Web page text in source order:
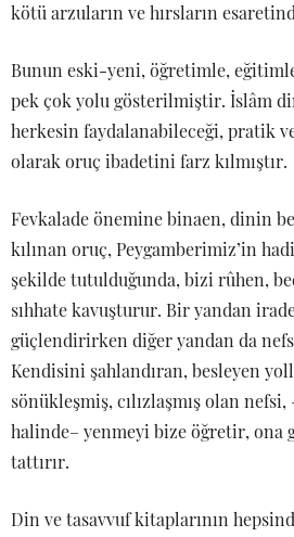
kötü arzuların ve hırsların
Bunun eski-yeni, öğretimle,
pek çok yolu gösterilmiştir. İslâm
herkesin faydalanabileceği, pratik
olarak oruç ibadetini farz kılmıştır.
Fevkalade önemine binaen, dinin
kılınan oruç, Peygamberimiz’in
şekilde tutulduğunda, bizi rûhen,
sıhhate kavuşturur. Bir yandan
güçlendirirken diğer yandan da
Kendisini şahlandıran, besleyen
sönükleşmiş, cılızlaşmış olan nefsi,
halinde– yenmeyi bize öğretir, ona
tattırır.
Din ve tasavvuf kitaplarının